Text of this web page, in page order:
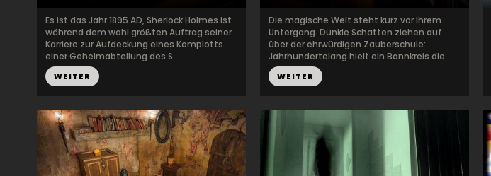
Es ist das Jahr 1895 AD, Sherlock Holmes ist
während dem wohl größten Auftrag seiner
Karriere zur Aufdeckung eines Komplotts
einer Geheimabteilung des S...
WEITER
Die magische Welt steht kurz vor Ihrem
Untergang. Dunkle Schatten ziehen auf
über der ehrwürdigen Zauberschule:
Jahrhundertelang hielt ein Bannkreis die...
WEITER